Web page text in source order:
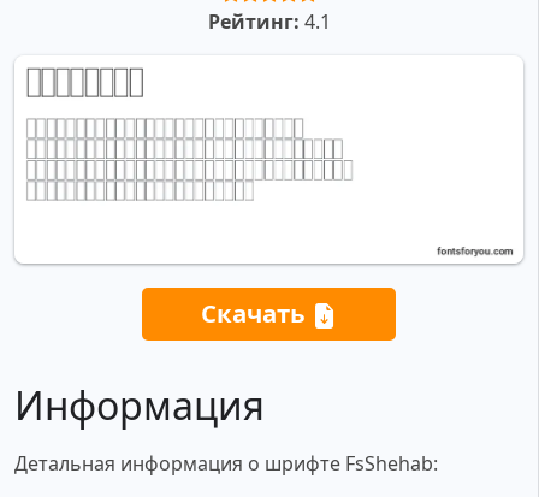
Рейтинг: 4.1
Скачать
Информация
Детальная информация о шрифте FsShehab: